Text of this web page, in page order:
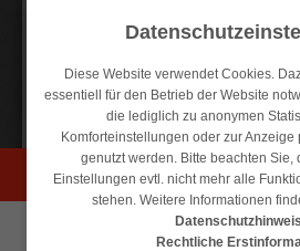
Kontakt Anfahrt Datenschutz
PERSÖNLICHE BERATUNG
Ich wünsche eine
Diese Website verwendet Cookies.
essentiell für den Betrieb der Website
die lediglich zu anonymen
Komforteinstellungen oder zur
genutzt werden. Bitte beachten Sie,
Einstellungen evtl. nicht mehr alle
stehen. Weitere Informationen
Rechtliche